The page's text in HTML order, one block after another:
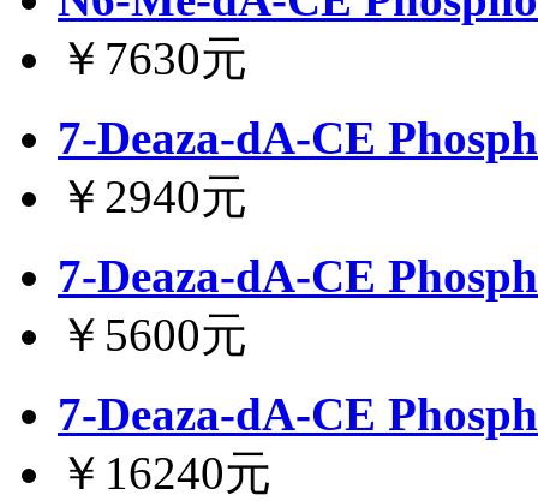
￥7630元
7-Deaza-dA-CE
￥2940元
7-Deaza-dA-CE
￥5600元
7-Deaza-dA-CE
￥16240元